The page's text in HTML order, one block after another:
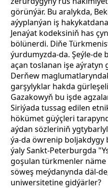
görünýär. Bu aralykda,
aýyplanýan iş
Jenaýat kodeksiniň has
bölünerdi. Diňe
ýurdumyzda-da. Şeýle-de
açan toslanan işe aýratyn
Derňew
garşylyklar hakda
Gazakowyň bu işde
Siriýada tussag edilen
hökümet güýçleri
aýdan sözleriniň
ýa-da öwrenip boljakdygy
ýaly Sankt-Peterburgda
goşulan türkmenler näme
söweş meýdanynda däl-
uniwersitetine gidýärler?